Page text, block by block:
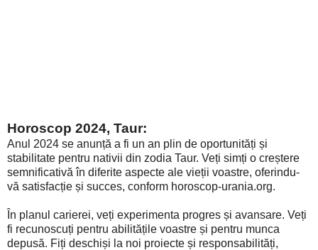
Horoscop 2024, Taur:
Anul 2024 se anunță a fi un an plin de oportunități și
stabilitate pentru nativii din zodia Taur. Veți simți o creștere
semnificativă în diferite aspecte ale vieții voastre, oferindu-
vă satisfacție și succes, conform horoscop-urania.org.
În planul carierei, veți experimenta progres și avansare. Veți
fi recunoscuți pentru abilitățile voastre și pentru munca
depusă. Fiți deschiși la noi proiecte și responsabilități,